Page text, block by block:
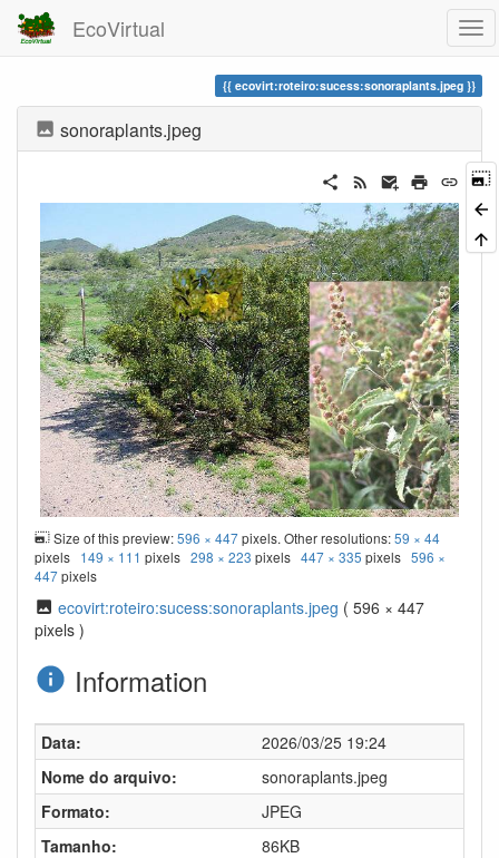
EcoVirtual
ecovirt:roteiro:sucess:sonoraplants.jpeg
sonoraplants.jpeg
Size of this preview:596 × 447pixels. Other resolutions:59 × 44
pixels 149 × 111 pixels 298 × 223 pixels 447 × 335 pixels 596 ×
447pixels
ecovirt:roteiro:sucess:sonoraplants.jpeg ( 596 × 447
pixels )
Information
Data:
2026/03/25 19:24
Nome do arquivo:
sonoraplants.jpeg
Formato:
JPEG
Tamanho:
86KB